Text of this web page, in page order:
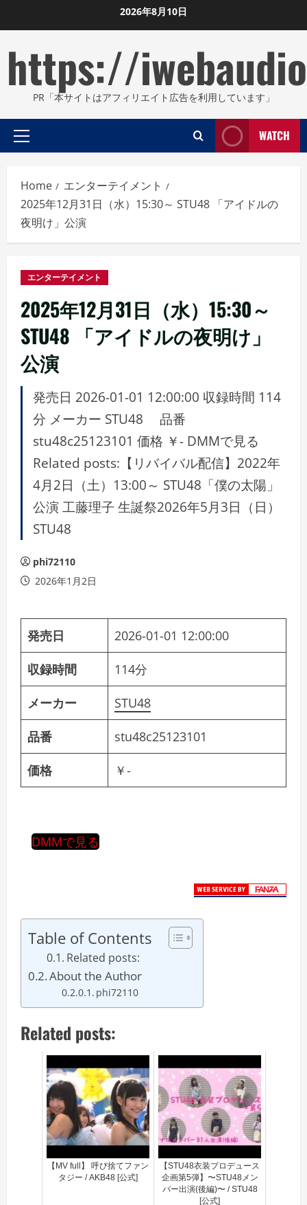
to
2026年8月10日
https://
PR「本サイトはアフィリエイト広告を利用しています」
Primary
WATCH
Home
エンターテイメント
2025年12月31日（水）15:30～ STU48 「アイドルの
夜明け」公演
エンターテイメント
2025年12月31日（水）15:30～
STU48 「アイドルの夜明け」
公演
発売日 2026-01-01 12:00:00 収録時間 114
分 メーカー STU48 品番
stu48c25123101 価格 ￥- DMMで見る
Related posts:【リバイバル配信】2022年
4月2日（土）13:00～ STU48「僕の太陽」
公演 工藤理子 生誕祭2026年5月3日（日）
STU48
phi72110
2026年1月2日
発売日 2026-01-01 12:00:00
収録時間 114分
メーカー STU48
品番 stu48c25123101
価格 ￥-
DMMで見る
Table of Contents
Related posts:
About the Author
phi72110
Related posts:
【MV full】 呼び捨てファン
タジー / AKB48 [公式]
【STU48衣装プロデュース
企画第5弾】〜STU48メン
バー出演(後編)〜 / STU48
[公式]